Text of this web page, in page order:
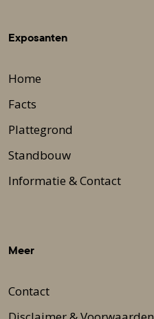
Exposanten
Home
Facts
Plattegrond
Standbouw
Informatie & Contact
Meer
Contact